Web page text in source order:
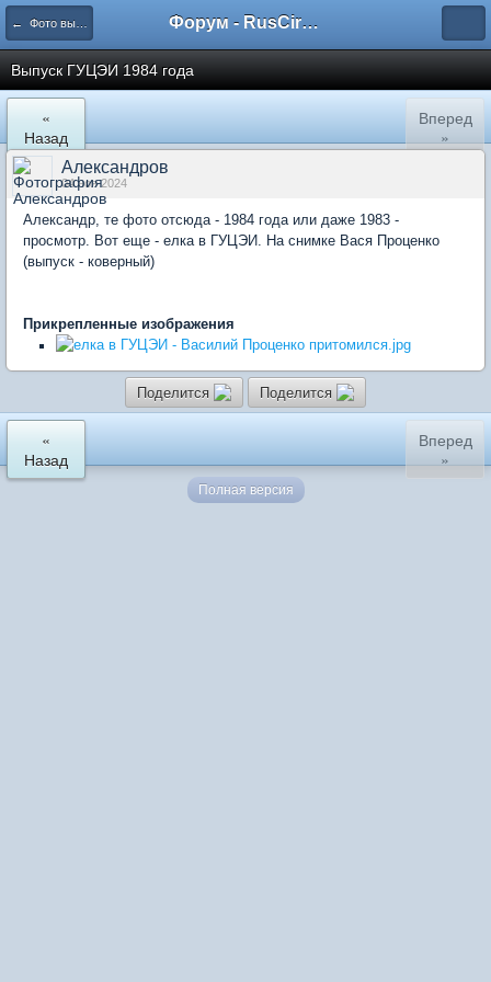
← Фото выпусков ГУЦЭИ с 1927 Форум - RusCircus.ru
Выпуск ГУЦЭИ 1984 года
«
Назад
Вперед
»
Александров
04 ноя 2024
Александр, те фото отсюда - 1984 года или даже 1983 -
просмотр. Вот еще - елка в ГУЦЭИ. На снимке Вася Проценко
(выпуск - коверный)
Прикрепленные изображения
Поделится Поделится
«
Назад
Вперед
»
Полная версия